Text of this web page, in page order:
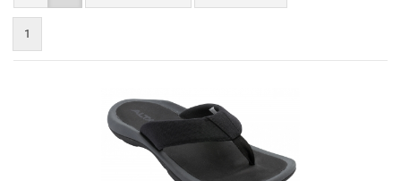
1